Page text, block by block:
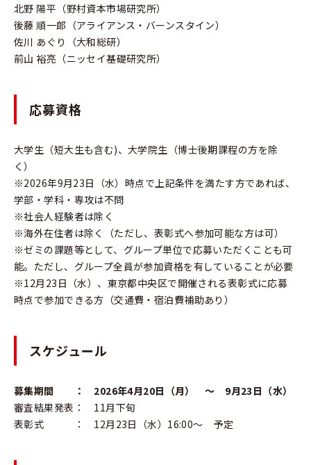
北野 陽平（野村資本市場研究所）
後藤 順一郎（アライアンス・バーンスタイン）
佐川 あぐり（大和総研）
前山 裕亮（ニッセイ基礎研究所）
応募資格
大学生（短大生も含む)、大学院生（博士後期課程の方を除
く）
※2026年9月23日（水）時点で上記条件を満たす方であれば、
学部・学科・専攻は不問
※社会人経験者は除く
※海外在住者は除く（ただし、表彰式へ参加可能な方は可）
※ゼミの課題等として、グループ単位で応募いただくことも可
能。ただし、グループ全員が参加資格を有していることが必要
※12月23日（水）、東京都中央区で開催される表彰式に応募
時点で参加できる方（交通費・宿泊費補助あり）
スケジュール
募集期間 ： 2026年4月20日（月） ～ 9月23日（水）
審査結果発表： 11月下旬
表彰式 ： 12月23日（水）16:00～ 予定